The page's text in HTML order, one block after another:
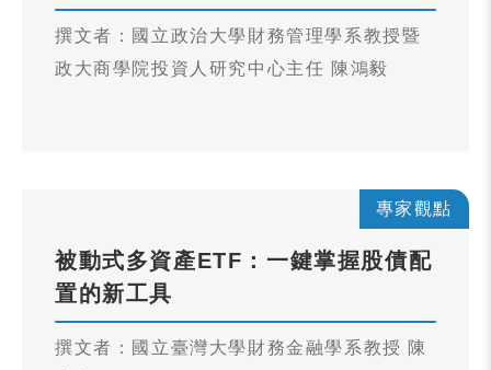
撰文者：國立政治大學財務管理學系教授暨
政大商學院投資人研究中心主任 陳鴻毅
專家觀點
被動式多資產ETF：一鍵掌握股債配
置的新工具
撰文者：國立臺灣大學財務金融學系教授 陳